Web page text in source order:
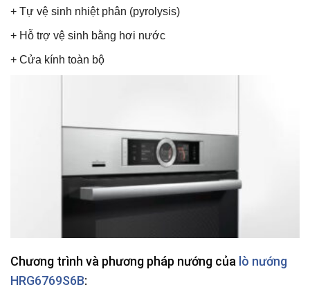
+ Tự vệ sinh nhiệt phân (pyrolysis)
+ Hỗ trợ vệ sinh bằng hơi nước
+ Cửa kính toàn bộ
Chương trình và phương pháp nướng của lò nướng
HRG6769S6B: